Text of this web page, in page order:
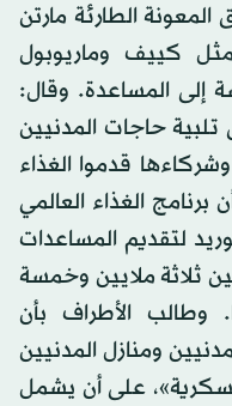
الطارئة مارتن
كييف وماريوبول
إلى المساعدة. وقال:
حاجات المدنيين
قدموا الغذاء
برنامج الغذاء العالمي
لتقديم المساعدات
بين ثلاثة ملايين وخمسة
وطالب الأطراف بأن
ومنازل المدنيين
على أن يشمل